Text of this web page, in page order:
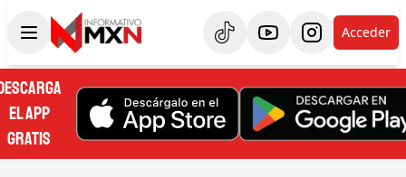
Acceder
EL APP
GRATIS